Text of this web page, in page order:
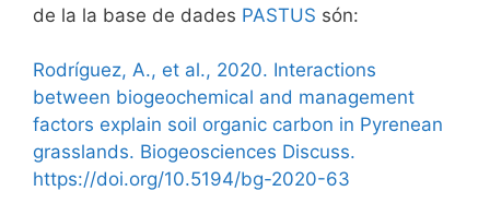
de la la base de dades PASTUS són:
Rodríguez, A., et al., 2020. Interactions
between biogeochemical and management
factors explain soil organic carbon in Pyrenean
grasslands. Biogeosciences Discuss.
https://doi.org/10.5194/bg-2020-63